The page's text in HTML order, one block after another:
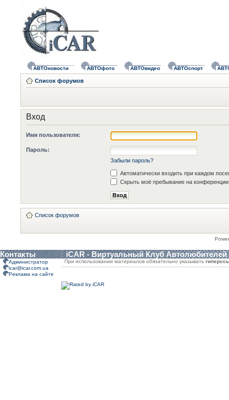
АВТОновости АВТОфото АВТОвидео АВТОспорт
Список форумов
Вход
Имя пользователя:
Пароль:
Забыли пароль?
Автоматически входить при каждом
Скрыть моё пребывание на конференции
Список форумов
Контакты iCAR - Виртуальный Клуб Автолюбителей
Администратор
icar@icar.com.ua
Реклама на сайте
При использовании материалов обязательно указывать